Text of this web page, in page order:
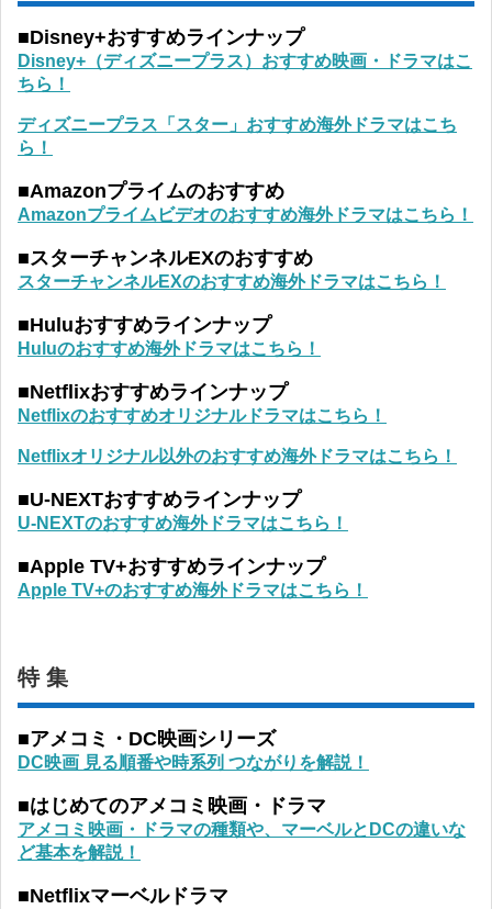
■Disney+おすすめラインナップ
Disney+（ディズニープラス）おすすめ映画・ドラマはこ
ちら！
ディズニープラス「スター」おすすめ海外ドラマはこち
ら！
■Amazonプライムのおすすめ
Amazonプライムビデオのおすすめ海外ドラマはこちら！
■スターチャンネルEXのおすすめ
スターチャンネルEXのおすすめ海外ドラマはこちら！
■Huluおすすめラインナップ
Huluのおすすめ海外ドラマはこちら！
■Netflixおすすめラインナップ
Netflixのおすすめオリジナルドラマはこちら！
Netflixオリジナル以外のおすすめ海外ドラマはこちら！
■U-NEXTおすすめラインナップ
U-NEXTのおすすめ海外ドラマはこちら！
■Apple TV+おすすめラインナップ
Apple TV+のおすすめ海外ドラマはこちら！
特 集
■アメコミ・DC映画シリーズ
DC映画 見る順番や時系列 つながりを解説！
■はじめてのアメコミ映画・ドラマ
アメコミ映画・ドラマの種類や、マーベルとDCの違いな
ど基本を解説！
■Netflixマーベルドラマ